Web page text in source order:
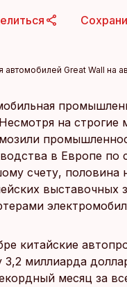
автомобилей Great Wall на
на
в Европе по
счету, половина
выставочных
китайские
3,2 миллиарда
месяц за